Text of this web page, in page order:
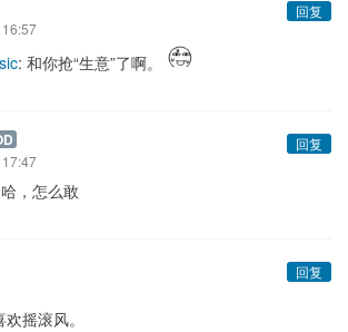
回复
: 和你抢“生意”了啊。
回复
，怎么敢
回复
摇滚风。